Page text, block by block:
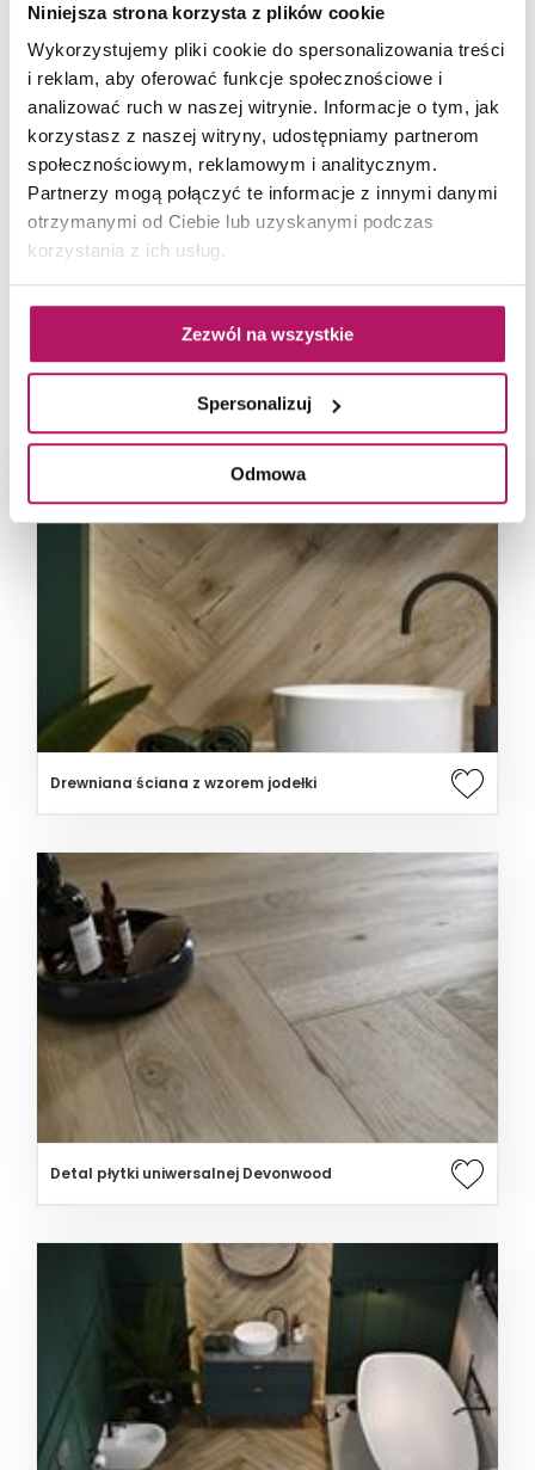
Niniejsza strona korzysta z plików cookie
Wykorzystujemy pliki cookie do spersonalizowania treści
i reklam, aby oferować funkcje społecznościowe i
analizować ruch w naszej witrynie. Informacje o tym, jak
korzystasz z naszej witryny, udostępniamy partnerom
społecznościowym, reklamowym i analitycznym.
Partnerzy mogą połączyć te informacje z innymi danymi
otrzymanymi od Ciebie lub uzyskanymi podczas
korzystania z ich usług.
Zezwól na wszystkie
Spersonalizuj
Odmowa
Cersanit
Crea
Cersanit Crea oferuje rozbudowaną ofertę
produktów do nowoczesnych łazienek.
Wieloelementowa kolekcja zawiera armaturę,
umywalki, produkty...
POWIĄZANE ZDJĘCIA
Drewniana ściana z wzorem jodełki
Detal płytki uniwersalnej Devonwood